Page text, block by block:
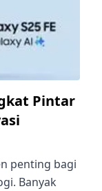
Pintar
penting bagi
Banyak